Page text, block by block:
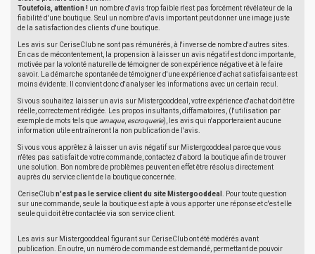
Toutefois, attention ! un nombre d'avis trop faible n'est pas forcément révélateur de la
fiabilité d'une boutique. Seul un nombre d'avis important peut donner une image juste
de la satisfaction des clients d'une boutique.
Les avis sur CeriseClub ne sont pas rémunérés, à l'inverse de nombre d'autres sites.
En cas de mécontentement, la propension à laisser un avis négatif est donc importante,
motivée par la volonté naturelle de témoigner de son expérience négative et à le faire
savoir. La démarche spontanée de témoigner d'une expérience d'achat satisfaisante est
moins évidente. Il convient donc d'analyser les informations avec un certain recul.
Si vous souhaitez laisser un avis sur Mistergooddeal, votre expérience d'achat doit être
réelle, correctement rédigée. Les propos insultants, diffamatoires, (l'utilisation par
exemple de mots tels que arnaque, escroquerie), les avis qui n'apporteraient aucune
information utile entraîneront la non publication de l'avis.
Si vous vous apprêtez à laisser un avis négatif sur Mistergooddeal parce que vous
n'êtes pas satisfait de votre commande, contactez d'abord la boutique afin de trouver
une solution. Bon nombre de problèmes peuvent en effet être résolus directement
auprès du service client de la boutique concernée.
CeriseClubn'est pas le service client du site Mistergooddeal
. Pour toute question
sur une commande, seule la boutique est apte à vous apporter une réponse et c'est elle
seule qui doit être contactée via son service client.
Les avis sur Mistergooddeal figurant sur CeriseClub ont été modérés avant
publication. En outre, un numéro de commande est demandé, permettant de pouvoir